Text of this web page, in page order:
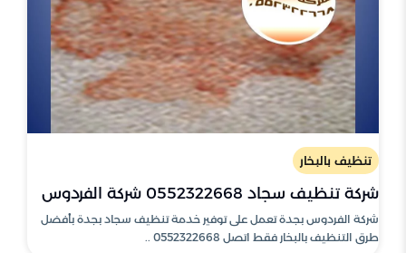
تنظيف بالبخار
شركة تنظيف سجاد 0552322668 شركة الفردوس
شركة الفردوس بجدة تعمل على توفير خدمة تنظيف سجاد بجدة بأفضل
طرق التنظيف بالبخار فقط اتصل 0552322668 ..